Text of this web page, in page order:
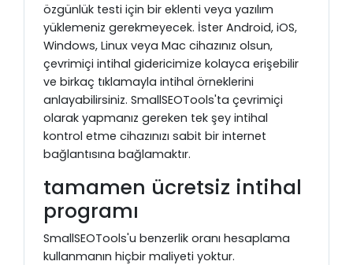
özgünlük testi için bir eklenti veya yazılım
yüklemeniz gerekmeyecek. İster Android, iOS,
Windows, Linux veya Mac cihazınız olsun,
çevrimiçi intihal gidericimize kolayca erişebilir
ve birkaç tıklamayla intihal örneklerini
anlayabilirsiniz. SmallSEOTools'ta çevrimiçi
olarak yapmanız gereken tek şey intihal
kontrol etme cihazınızı sabit bir internet
bağlantısına bağlamaktır.
tamamen ücretsiz intihal
programı
SmallSEOTools'u benzerlik oranı hesaplama
kullanmanın hiçbir maliyeti yoktur.